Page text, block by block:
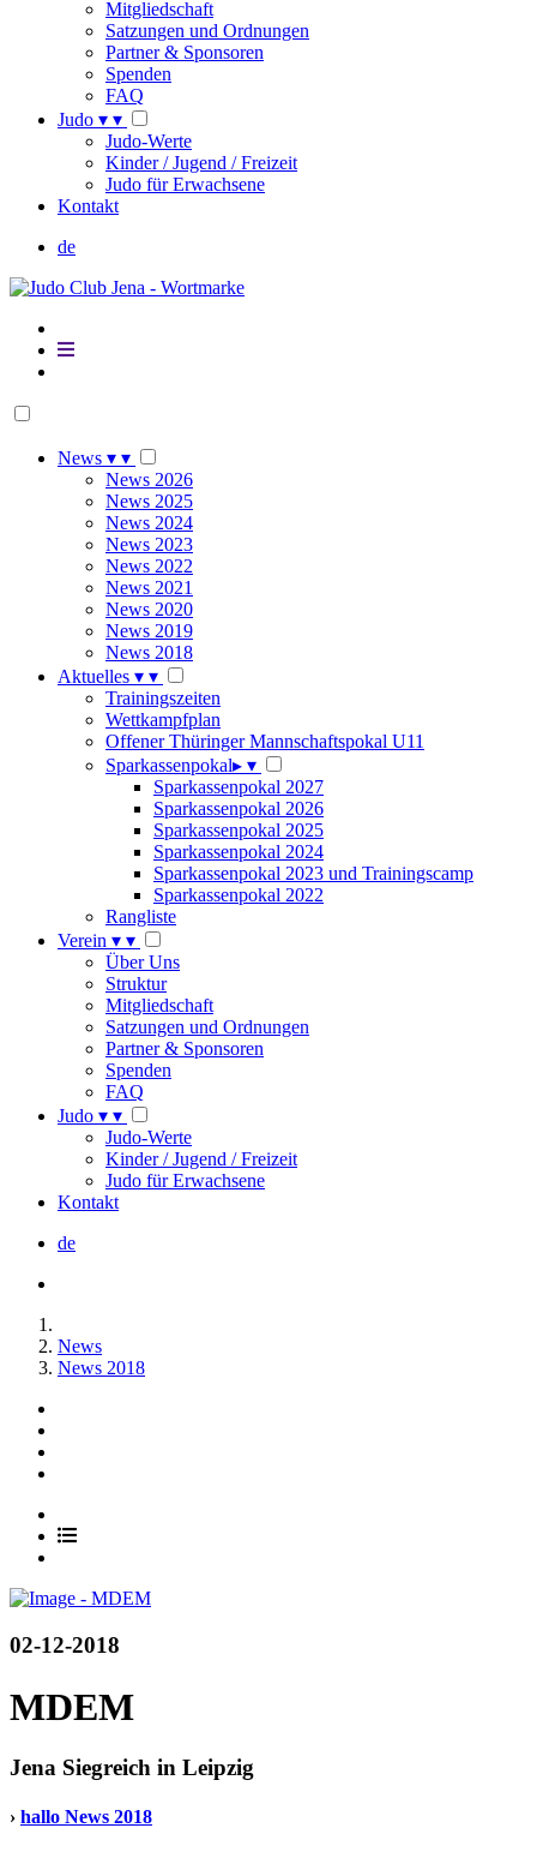
Mitgliedschaft
Satzungen und Ordnungen
Partner & Sponsoren
Spenden
FAQ
Judo ▾ ▾
Judo-Werte
Kinder / Jugend / Freizeit
Judo für Erwachsene
Kontakt
de
News ▾ ▾
News 2026
News 2025
News 2024
News 2023
News 2022
News 2021
News 2020
News 2019
News 2018
Aktuelles ▾ ▾
Trainingszeiten
Wettkampfplan
Offener Thüringer Mannschaftspokal U11
Sparkassenpokal▸ ▾
Sparkassenpokal 2027
Sparkassenpokal 2026
Sparkassenpokal 2025
Sparkassenpokal 2024
Sparkassenpokal 2023 und Trainingscamp
Sparkassenpokal 2022
Rangliste
Verein ▾ ▾
Über Uns
Struktur
Mitgliedschaft
Satzungen und Ordnungen
Partner & Sponsoren
Spenden
FAQ
Judo ▾ ▾
Judo-Werte
Kinder / Jugend / Freizeit
Judo für Erwachsene
Kontakt
de
News
News 2018
02-12-2018
MDEM
Jena Siegreich in Leipzig
› hallo News 2018